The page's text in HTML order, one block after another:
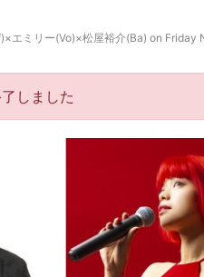
エミリー(Vo)×松屋裕介(Ba) on Friday
しました